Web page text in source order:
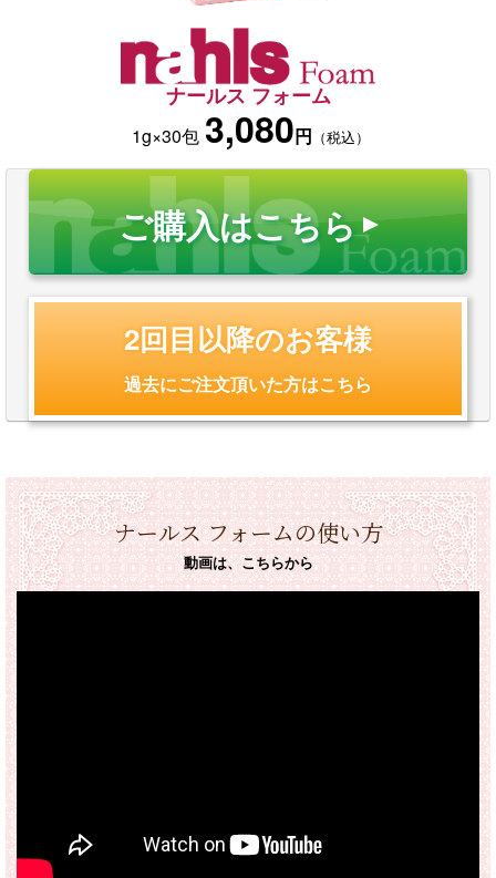
ナールス フォーム
1g×30包 3,080円 （税込）
ご購入はこちら
2回目以降のお客様
過去にご注文頂いた方はこちら
ナールス フォームの使い方
動画は、こちらから